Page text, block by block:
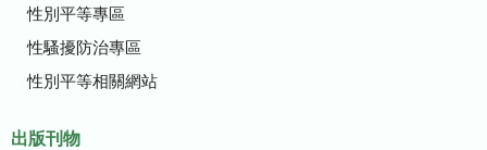
性別平等專區
性騷擾防治專區
性別平等相關網站
出版刊物